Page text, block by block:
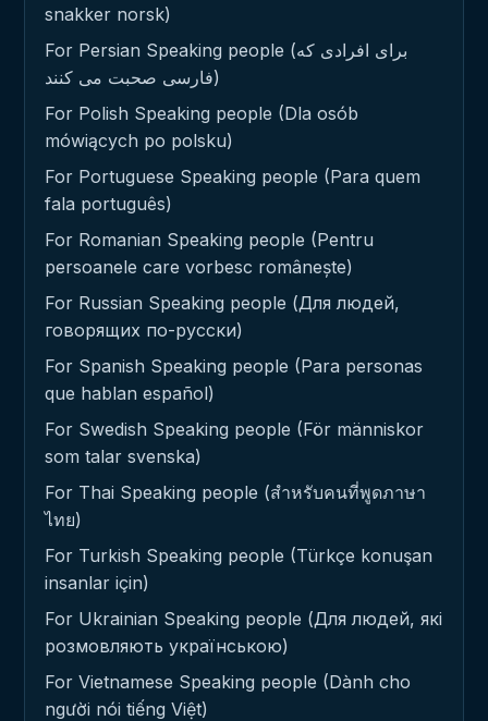
snakker norsk)
For Persian Speaking people (برای افرادی که
فارسی صحبت می کنند)
For Polish Speaking people (Dla osób
mówiących po polsku)
For Portuguese Speaking people (Para quem
fala português)
For Romanian Speaking people (Pentru
persoanele care vorbesc românește)
For Russian Speaking people (Для людей,
говорящих по-русски)
For Spanish Speaking people (Para personas
que hablan español)
For Swedish Speaking people (För människor
som talar svenska)
For Thai Speaking people (สำหรับคนที่พูดภาษา
ไทย)
For Turkish Speaking people (Türkçe konuşan
insanlar için)
For Ukrainian Speaking people (Для людей, які
розмовляють українською)
For Vietnamese Speaking people (Dành cho
người nói tiếng Việt)